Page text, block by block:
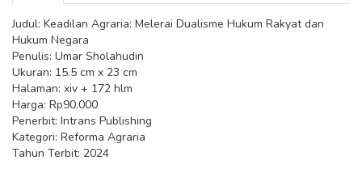
Judul: Keadilan Agraria: Melerai Dualisme Hukum Rakyat dan
Hukum Negara
Penulis: Umar Sholahudin
Ukuran: 15.5 cm x 23 cm
Halaman: xiv + 172 hlm
Harga: Rp90.000
Penerbit: Intrans Publishing
Kategori: Reforma Agraria
Tahun Terbit: 2024